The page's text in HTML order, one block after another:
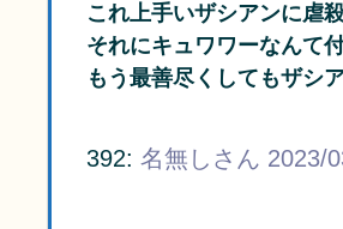
これ上手いザシアンに虐
それにキュワワーなんて
もう最善尽くしてもザシ
392: 名無しさん 2023/